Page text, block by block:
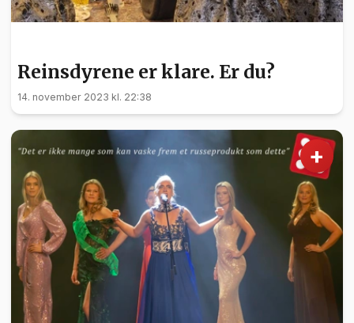
Reinsdyrene er klare. Er du?
14. november 2023 kl. 22:38
+